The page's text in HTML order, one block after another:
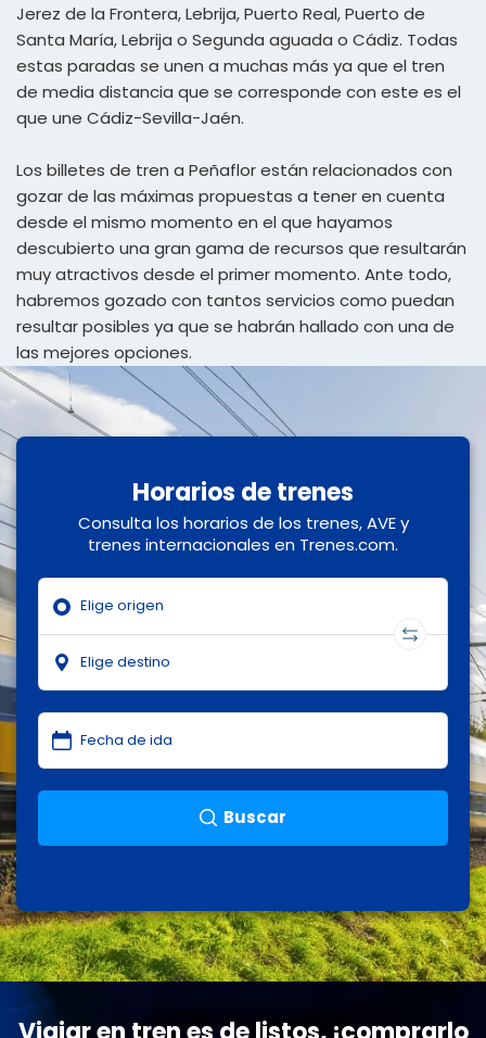
Jerez de la Frontera, Lebrija, Puerto Real, Puerto de
Santa María, Lebrija o Segunda aguada o Cádiz. Todas
estas paradas se unen a muchas más ya que el tren
de media distancia que se corresponde con este es el
que une Cádiz-Sevilla-Jaén.
Los billetes de tren a Peñaflor están relacionados con
gozar de las máximas propuestas a tener en cuenta
desde el mismo momento en el que hayamos
descubierto una gran gama de recursos que resultarán
muy atractivos desde el primer momento. Ante todo,
habremos gozado con tantos servicios como puedan
resultar posibles ya que se habrán hallado con una de
las mejores opciones.
Horarios de trenes
Consulta los horarios de los trenes, AVE y
trenes internacionales en Trenes.com.
Buscar